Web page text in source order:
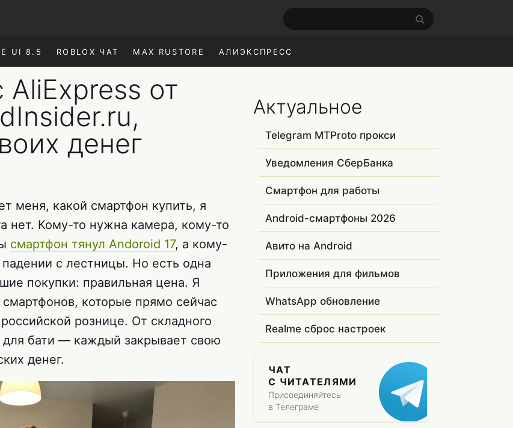
UI 8.5 ROBLOX ЧАТ MAX RUSTORE АЛИЭКСПРЕСС
от
денег
меня, какой смартфон купить, я
нет. Кому-то нужна камера, кому-то
смартфон тянул Andoroid 17, а кому-
с лестницы. Но есть одна
покупки: правильная цена. Я
которые прямо сейчас
рознице. От складного
для бати — каждый закрывает свою
денег.
Актуальное
Telegram MTProto прокси
Уведомления СберБанка
Смартфон для работы
Android-смартфоны 2026
Авито на Android
Приложения для фильмов
WhatsApp обновление
Realme сброс настроек
ЧАТ
С ЧИТАТЕЛЯМИ
Присоединяйтесь
в Телеграме